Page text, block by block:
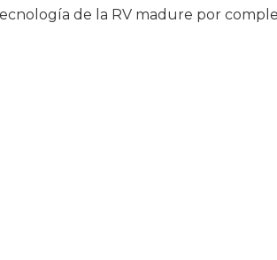
de la RV madure por